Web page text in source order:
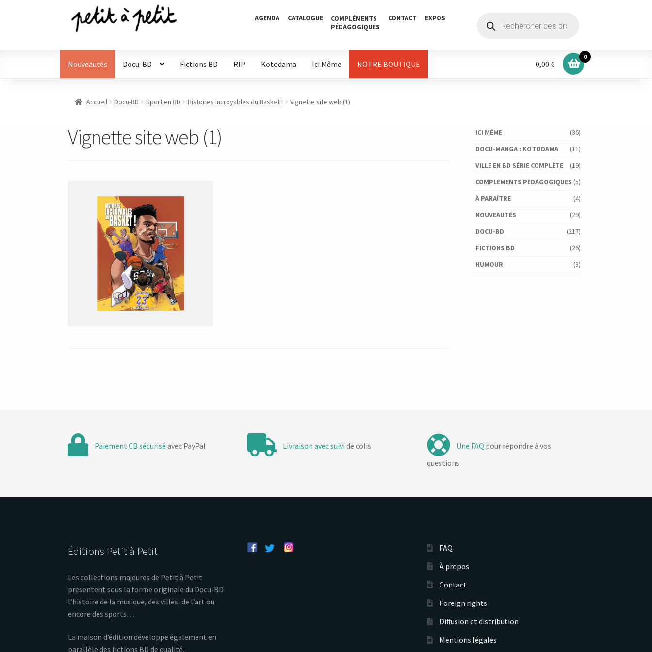
Aller
navigation
Aller
AGENDA CATALOGUE
COMPLÉMENTS
PÉDAGOGIQUES
CONTACT EXPOS
produits
Nouveautés Docu-BD Fictions BD RIP Kotodama Ici Même NOTRE BOUTIQUE 0,00 €
0
Accueil Docu-BD Sport en BD Histoires incroyables du Basket ! Vignette site web (1)
Vignette site web (1) ICI MÊME
(36)
DOCU-MANGA : KOTODAMA
(11)
VILLE EN BD SÉRIE COMPLÈTE
(19)
COMPLÉMENTS PÉDAGOGIQUES (5)
À PARAÎTRE
(4)
NOUVEAUTÉS
(29)
DOCU-BD
(217)
FICTIONS BD
(26)
HUMOUR
(3)
Paiement CB sécurisé avec PayPal Livraison avec suivi de colis Une FAQ pour répondre à vos
questions
Éditions Petit à Petit
Les collections majeures de Petit à Petit
présentent sous la forme originale du Docu-BD
l’histoire de la musique, des villes, de l’art ou
encore des sports…
La maison d’édition développe également en
parallèle des fictions BD de qualité.
FAQ
À propos
Contact
Foreign rights
Diffusion et distribution
Mentions légales